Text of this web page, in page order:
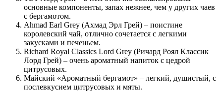
основные компоненты, запах нежнее, чем у других чаев
с бергамотом.
Ahmad Earl Grey (Ахмад Эрл Грей) – поистине
королевский чай, отлично сочетается с легкими
закусками и печеньем.
Richard Royal Classics Lord Grey (Ричард Роял Классик
Лорд Грей) – очень ароматный напиток с цедрой
цитрусовых.
Майский «Ароматный бергамот» – легкий, душистый, с
послевкусием цитрусовых и мяты.